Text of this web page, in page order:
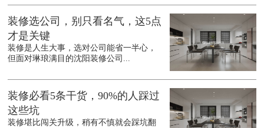
装修选公司，别只看名气，这5点
才是关键
装修是人生大事，选对公司能省一半心，
但面对琳琅满目的沈阳装修公司...
装修必看5条干货，90%的人踩过
这些坑
装修堪比闯关升级，稍有不慎就会踩坑翻